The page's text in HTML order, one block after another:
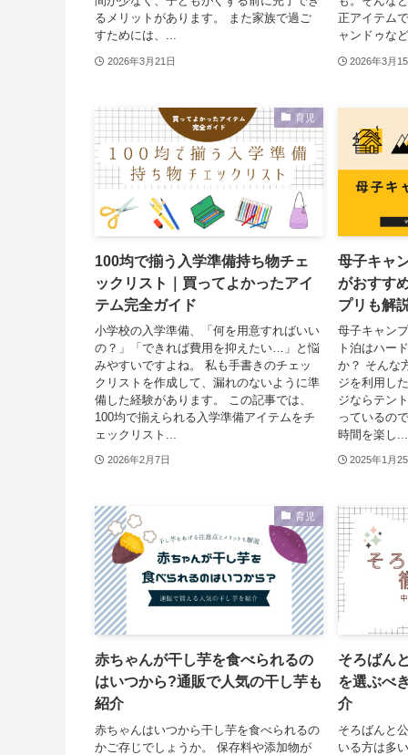
るメリットがあります。 また家族で過ご
すためには、...
2026年3月21日
正アイテム
ャンドゥな
2026年3月
育児
100均で揃う入学準備持ち物チェ
ックリスト｜買ってよかったアイ
テム完全ガイド
小学校の入学準備、「何を用意すればいい
の？」「できれば費用を抑えたい…」と悩
みやすいですよね。 私も手書きのチェッ
クリストを作成して、漏れのないように準
備した経験があります。 この記事では、
100均で揃えられる入学準備アイテムをチ
ェックリスト...
2026年2月7日
母子キャ
がおすす
プリも解
母子キャン
ト泊はハー
か？ そんな
ジを利用し
ジならテン
っているの
時間を楽し...
2025年1月
育児
赤ちゃんが干し芋を食べられるの
はいつから?通販で人気の干し芋も
紹介
赤ちゃんはいつから干し芋を食べられるの
かご存じでしょうか。 保存料や添加物が
そろばん
を選ぶべ
介
そろばんと
いる方は多